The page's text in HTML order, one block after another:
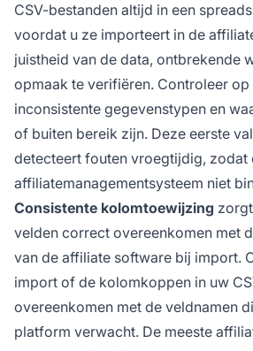
CSV-bestanden altijd in een
voordat u ze importeert in de
juistheid van de data, ontbrekende
opmaak te verifiëren. Controleer
inconsistente gegevenstypen en
of buiten bereik zijn. Deze eerste
detecteert fouten vroegtijdig, zodat
affiliatemanagementsysteem niet
Consistente kolomtoewijzing
velden correct overeenkomen met
van de affiliate software bij import.
import of de kolomkoppen in uw
overeenkomen met de veldnamen
platform verwacht. De meeste